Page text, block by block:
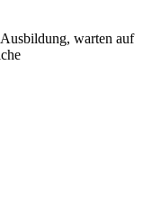
warten auf